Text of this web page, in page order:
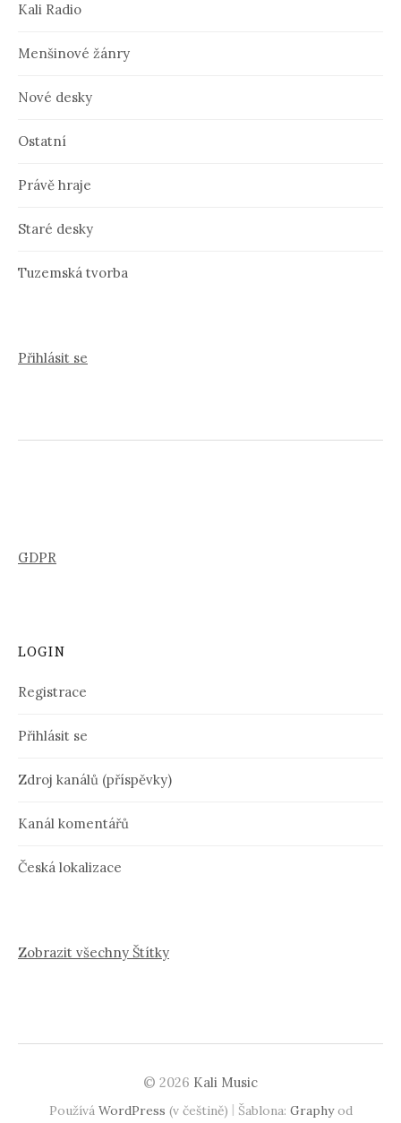
Kali Radio
Menšinové žánry
Nové desky
Ostatní
Právě hraje
Staré desky
Tuzemská tvorba
Přihlásit se
GDPR
LOGIN
Registrace
Přihlásit se
Zdroj kanálů (příspěvky)
Kanál komentářů
Česká lokalizace
Zobrazit všechny Štítky
© 2026 Kali Music
Používá WordPress (v češtině) | Šablona: Graphyod